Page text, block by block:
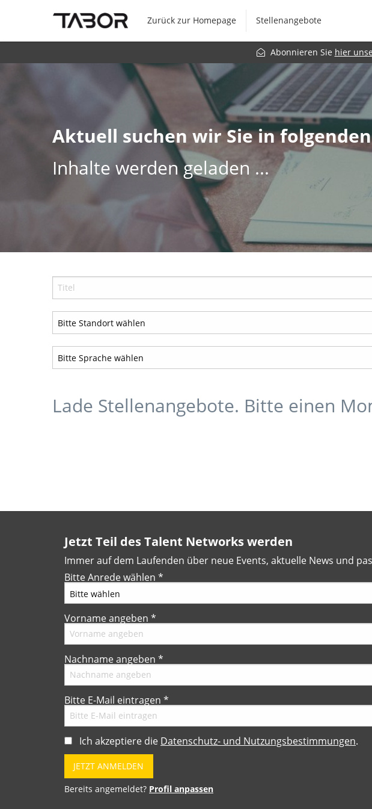
Zurück zur Homepage Stellenangebote
Abonnieren Sie hier
Aktuell suchen wir Sie in folgenden
Inhalte werden geladen ...
Lade Stellenangebote. Bitte einen
Jetzt Teil des Talent Networks werden
Immer auf dem Laufenden über neue Events, aktuelle News und
Bitte Anrede wählen *
Vorname angeben *
Nachname angeben *
Bitte E-Mail eintragen *
Ich akzeptiere die Datenschutz- und Nutzungsbestimmungen.
Bereits angemeldet? Profil anpassen